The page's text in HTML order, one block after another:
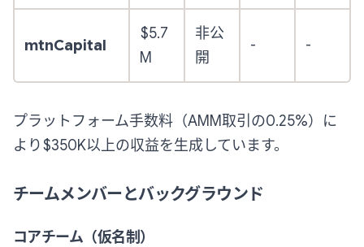
mtnCapital
$5.7
M
非公
開
- -
プラットフォーム手数料（AMM取引の0.25%）に
より$350K以上の収益を生成しています。
チームメンバーとバックグラウンド
コアチーム（仮名制）